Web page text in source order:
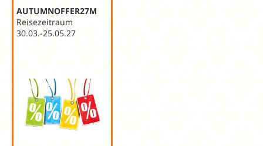
AUTUMNOFFER27M
Reisezeitraum
30.03.-25.05.27